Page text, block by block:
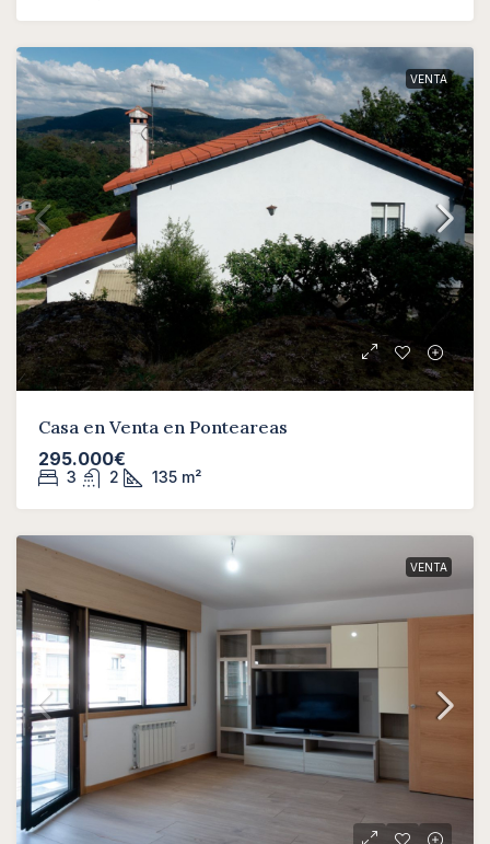
VENTA
Casa en Venta en Ponteareas
295.000€
3 2 135 m²
VENTA